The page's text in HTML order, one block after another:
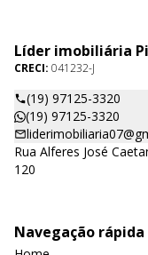
Líder imobiliária
CRECI: 041232-J
(19) 97125-3320
(19) 97125-3320
Rua Alferes José
120
Navegação rápida